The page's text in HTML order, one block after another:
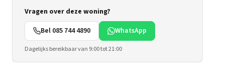
Vragen over deze woning?
Bel 085 744 4890
WhatsApp
Dagelijks bereikbaar van 9:00 tot 21:00